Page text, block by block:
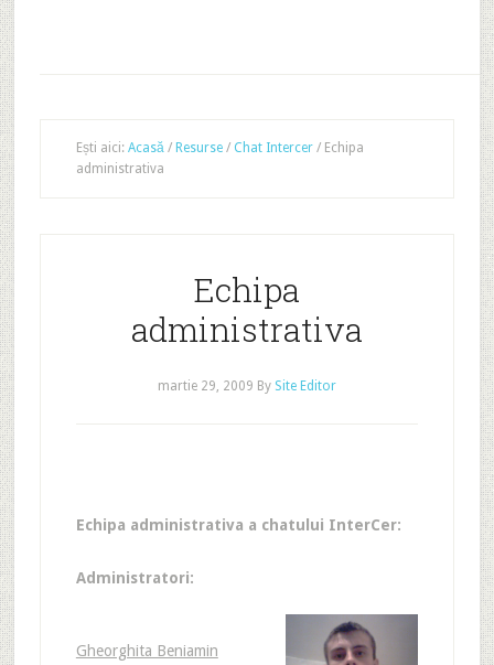
Ești aici: Acasă / Resurse / Chat Intercer /Echipa
administrativa
Echipa
administrativa
martie 29, 2009 By Site Editor
Echipa administrativa a chatului InterCer:
Administratori:
Gheorghita Beniamin